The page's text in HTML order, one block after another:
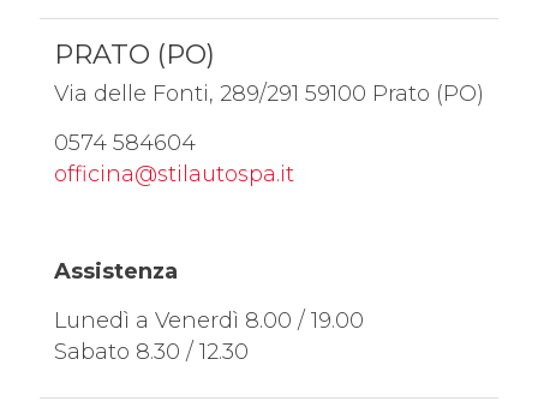
PRATO (PO)
Via delle Fonti, 289/291 59100 Prato (PO)
0574 584604
officina@stilautospa.it
Assistenza
Lunedì a Venerdì 8.00 / 19.00
Sabato 8.30 / 12.30